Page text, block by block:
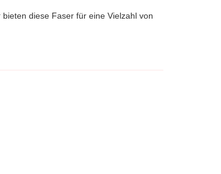
diese Faser für eine Vielzahl von